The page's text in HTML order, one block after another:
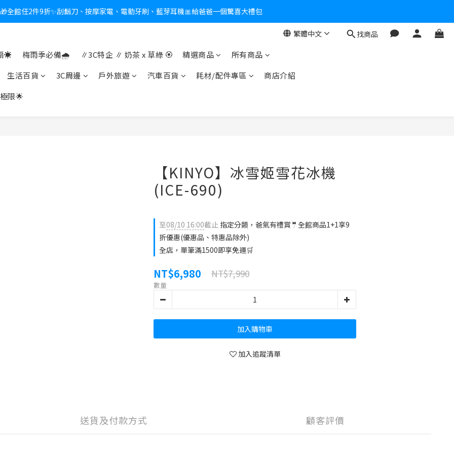
新會員送$100購物金✨再享消費回饋無極限
全館任2件9折✨刮鬍刀、按摩家電、電動牙刷、藍芽耳機🎀給爸爸一個驚喜大禮包
新會員送$100購物金✨再享消費回饋無極限
繁體中文 找商品
☀️ 梅雨季必備🌧️ ∥3C特企 ∥ 奶茶 x 草綠 🏵 精選商品
所有商品
生活百貨
3C周邊 戶外旅遊 汽車百貨 耗材/配件專區
商店介紹
限🌟
【KINYO】冰雪姬雪花冰機
(ICE-690)
至08/10 16:00截止 指定分類，爸氣有禮賞🤵全館商品1+1享9
折優惠(優惠品、特惠品除外)
全店，單筆滿1500即享免運🛒
NT$6,980 NT$7,990
數量
加入購物車
加入追蹤清單
送貨及付款方式 顧客評價